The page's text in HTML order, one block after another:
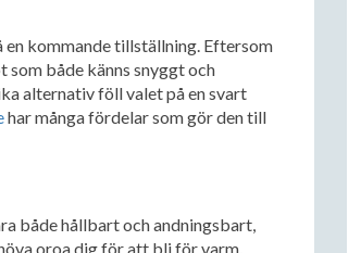
kommande tillställning. Eftersom
både känns snyggt och
alternativ föll valet på en svart
har många fördelar som gör den till
både hållbart och andningsbart,
oroa dig för att bli för varm.